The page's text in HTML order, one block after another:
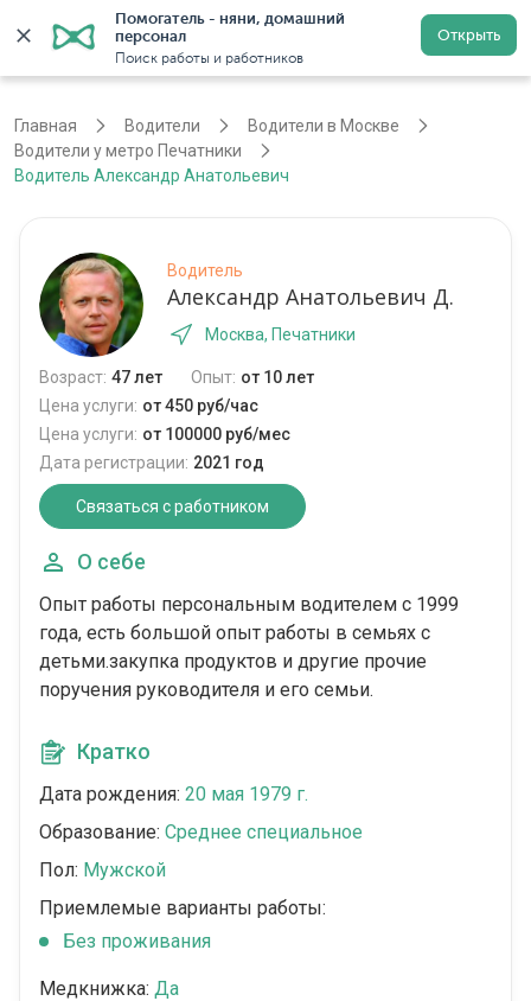
Помогатель - няни, домашний
персонал
Поиск работы и работников
Открыть
Регистрация
Главная Водители
Водители в Москве
Водители у метро Печатники
Водитель Александр Анатольевич
Водитель
Александр Анатольевич Д.
Москва, Печатники
Возраст: 47 лет Опыт: от 10 лет
Цена услуги: от 450 руб/час
Цена услуги: от 100000 руб/мес
Дата регистрации: 2021 год
Связаться с работником
О себе
Опыт работы персональным водителем с 1999
года, есть большой опыт работы в семьях с
детьми.закупка продуктов и другие прочие
поручения руководителя и его семьи.
Кратко
Дата рождения: 20 мая 1979 г.
Образование: Среднее специальное
Пол: Мужской
Приемлемые варианты работы:
Без проживания
Медкнижка: Да